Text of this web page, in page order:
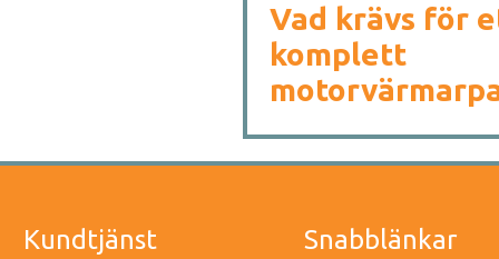
Vad krävs för
komplett
Kundtjänst Snabblänkar